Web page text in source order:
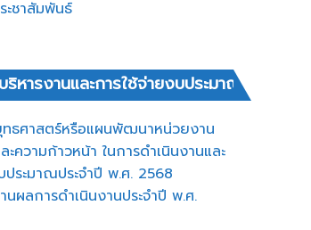
ะชาสัมพันธ์
ริหารงานและการใช้จ่ายงบประมาณ
ธศาสตร์หรือแผนพัฒนาหน่วยงาน
ะความก้าวหน้า ในการดำเนินงานและ
ประมาณประจำปี พ.ศ. 2568
นผลการดำเนินงานประจำปี พ.ศ.